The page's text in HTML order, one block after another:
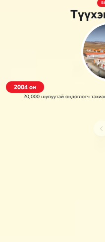
2004 он
20,000 шувуутай өндөглөгч